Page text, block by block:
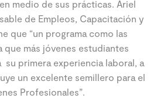
medio de sus prácticas. Ariel
de Empleos, Capacitación y
que “un programa como las
que más jóvenes estudiantes
su primera experiencia laboral, a
un excelente semillero para el
Profesionales”.